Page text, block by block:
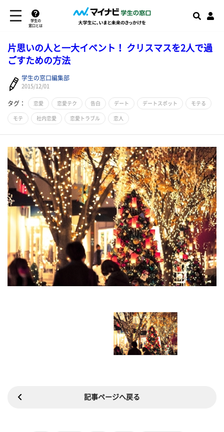
学生の
窓口とは
片思いの人と一大イベント！ クリスマスを2人で過
ごすための方法
学生の窓口編集部
2015/12/01
タグ： 恋愛 恋愛テク 告白 デート デートスポット モテる
モテ 社内恋愛 恋愛トラブル 恋人
記事ページへ戻る